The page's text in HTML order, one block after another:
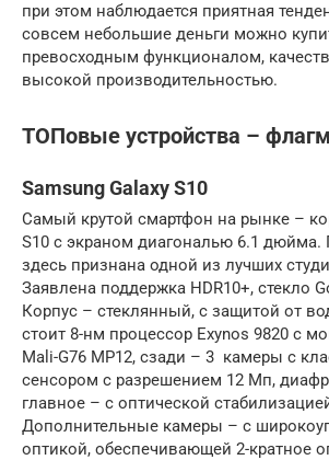
при этом наблюдается приятная
совсем небольшие деньги можно
превосходным функционалом,
высокой производительностью.
ТОПовые устройства –
Samsung Galaxy S10
Самый крутой смартфон на рынке –
S10 с экраном диагональю 6.1 дюйма.
здесь признана одной из лучших
Заявлена поддержка HDR10+, стекло
Корпус – стеклянный, с защитой от
стоит 8-нм процессор Exynos 9820 с
Mali-G76 MP12, сзади – 3 камеры с
сенсором с разрешением 12 Мп,
главное – с оптической
Дополнительные камеры – с
оптикой, обеспечивающей 2-кратное